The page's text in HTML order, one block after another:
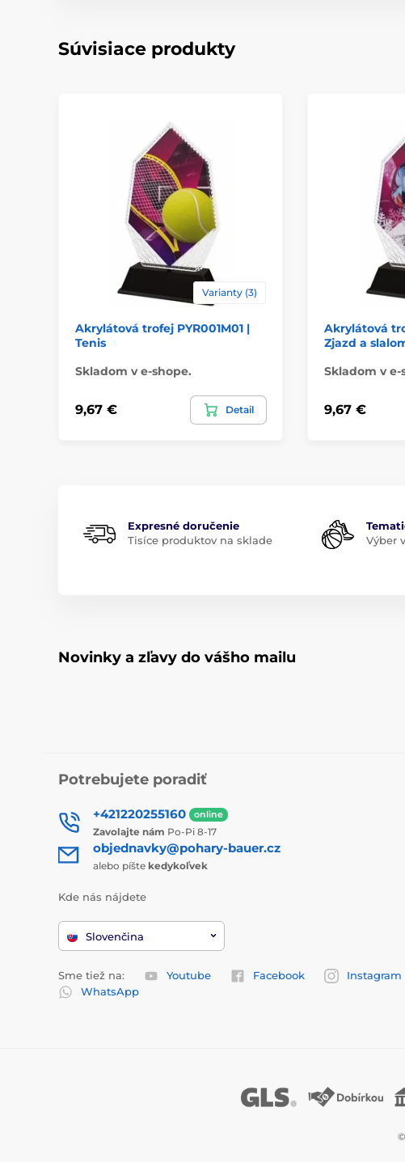
Súvisiace produkty
Varianty (3)
Akrylátová trofej PYR001M01 |
Tenis
Skladom v e-shope.
9,67 € Detail
Akrylátová
Zjazd a
Skladom v e-
9,67 €
Expresné doručenie
Tisíce produktov na sklade
Výber
Novinky a zľavy do vášho mailu
Potrebujete poradiť
+421220255160 online
Zavolajte nám Po-Pi 8-17
objednavky@pohary-bauer.cz
alebo píšte kedykoľvek
Kde nás nájdete
Slovenčina
Sme tiež na: Youtube Facebook Instagram
WhatsApp